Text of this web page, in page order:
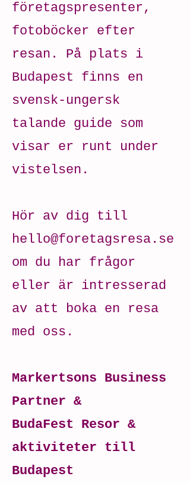
företagspresenter,
fotoböcker efter
resan. På plats i
Budapest finns en
svensk-ungersk
talande guide som
visar er runt under
vistelsen.
Hör av dig till
hello@foretagsresa.se
om du har frågor
eller är intresserad
av att boka en resa
med oss.
Markertsons Business
Partner &
BudaFest Resor &
aktiviteter till
Budapest